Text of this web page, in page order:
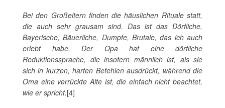
Bei den Großeltern finden die häuslichen Rituale statt,
die auch sehr grausam sind. Das ist das Dörfliche,
Bayerische, Bäuerliche, Dumpfe, Brutale, das ich auch
erlebt habe. Der Opa hat eine dörfliche
Reduktionssprache, die insofern männlich ist, als sie
sich in kurzen, harten Befehlen ausdrückt, während die
Oma eine verrückte Alte ist, die einfach nicht beachtet,
wie er spricht.[4]